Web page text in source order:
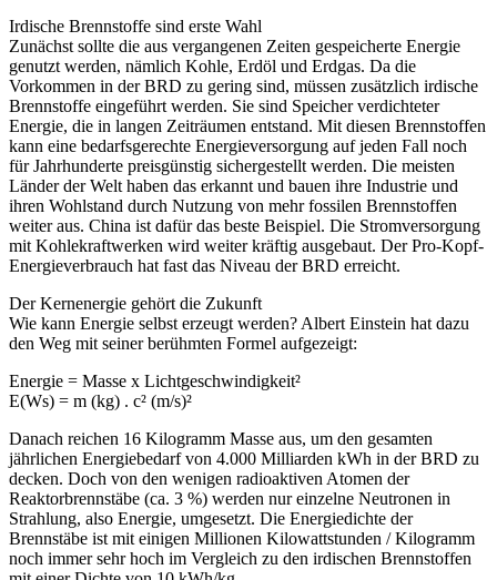
Irdische Brennstoffe sind erste Wahl
Zunächst sollte die aus vergangenen Zeiten gespeicherte Energie
genutzt werden, nämlich Kohle, Erdöl und Erdgas. Da die
Vorkommen in der BRD zu gering sind, müssen zusätzlich irdische
Brennstoffe eingeführt werden. Sie sind Speicher verdichteter
Energie, die in langen Zeiträumen entstand. Mit diesen Brennstoffen
kann eine bedarfsgerechte Energieversorgung auf jeden Fall noch
für Jahrhunderte preisgünstig sichergestellt werden. Die meisten
Länder der Welt haben das erkannt und bauen ihre Industrie und
ihren Wohlstand durch Nutzung von mehr fossilen Brennstoffen
weiter aus. China ist dafür das beste Beispiel. Die Stromversorgung
mit Kohlekraftwerken wird weiter kräftig ausgebaut. Der Pro-Kopf-
Energieverbrauch hat fast das Niveau der BRD erreicht.
Der Kernenergie gehört die Zukunft
Wie kann Energie selbst erzeugt werden? Albert Einstein hat dazu
den Weg mit seiner berühmten Formel aufgezeigt:
Energie = Masse x Lichtgeschwindigkeit²
E(Ws) = m (kg) . c² (m/s)²
Danach reichen 16 Kilogramm Masse aus, um den gesamten
jährlichen Energiebedarf von 4.000 Milliarden kWh in der BRD zu
decken. Doch von den wenigen radioaktiven Atomen der
Reaktorbrennstäbe (ca. 3 %) werden nur einzelne Neutronen in
Strahlung, also Energie, umgesetzt. Die Energiedichte der
Brennstäbe ist mit einigen Millionen Kilowattstunden / Kilogramm
noch immer sehr hoch im Vergleich zu den irdischen Brennstoffen